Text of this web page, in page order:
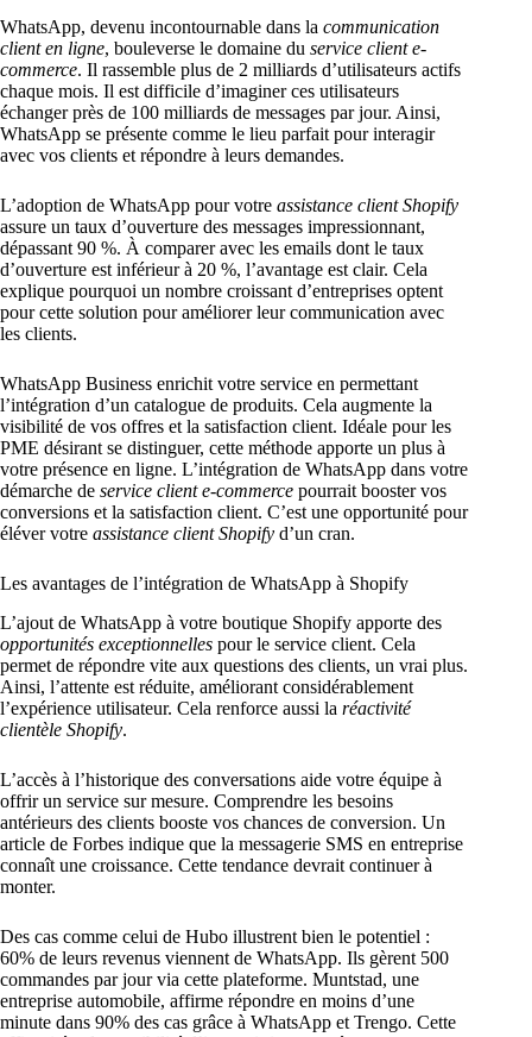
WhatsApp, devenu incontournable dans la communication
client en ligne, bouleverse le domaine du service client e-
commerce. Il rassemble plus de 2 milliards d’utilisateurs actifs
chaque mois. Il est difficile d’imaginer ces utilisateurs
échanger près de 100 milliards de messages par jour. Ainsi,
WhatsApp se présente comme le lieu parfait pour interagir
avec vos clients et répondre à leurs demandes.
L’adoption de WhatsApp pour votre assistance client Shopify
assure un taux d’ouverture des messages impressionnant,
dépassant 90 %. À comparer avec les emails dont le taux
d’ouverture est inférieur à 20 %, l’avantage est clair. Cela
explique pourquoi un nombre croissant d’entreprises optent
pour cette solution pour améliorer leur communication avec
les clients.
WhatsApp Business enrichit votre service en permettant
l’intégration d’un catalogue de produits. Cela augmente la
visibilité de vos offres et la satisfaction client. Idéale pour les
PME désirant se distinguer, cette méthode apporte un plus à
votre présence en ligne. L’intégration de WhatsApp dans votre
démarche de service client e-commerce pourrait booster vos
conversions et la satisfaction client. C’est une opportunité pour
éléver votre assistance client Shopify d’un cran.
Les avantages de l’intégration de WhatsApp à Shopify
L’ajout de WhatsApp à votre boutique Shopify apporte des
opportunités exceptionnelles pour le service client. Cela
permet de répondre vite aux questions des clients, un vrai plus.
Ainsi, l’attente est réduite, améliorant considérablement
l’expérience utilisateur. Cela renforce aussi la réactivité
clientèle Shopify.
L’accès à l’historique des conversations aide votre équipe à
offrir un service sur mesure. Comprendre les besoins
antérieurs des clients booste vos chances de conversion. Un
article de Forbes indique que la messagerie SMS en entreprise
connaît une croissance. Cette tendance devrait continuer à
monter.
Des cas comme celui de Hubo illustrent bien le potentiel :
60% de leurs revenus viennent de WhatsApp. Ils gèrent 500
commandes par jour via cette plateforme. Muntstad, une
entreprise automobile, affirme répondre en moins d’une
minute dans 90% des cas grâce à WhatsApp et Trengo. Cette